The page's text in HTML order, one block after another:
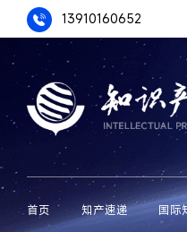
13910160652
首页 知产速递 国际